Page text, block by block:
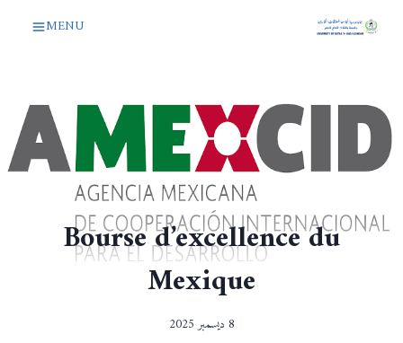
MENU
Bourse d’excellence du
Mexique
8 ديسمبر 2025